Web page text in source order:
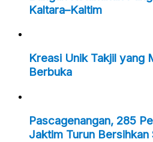
Kaltara–Kaltim
Kreasi Unik Takjil yang
Berbuka
Pascagenangan, 285
Jaktim Turun Bersihkan